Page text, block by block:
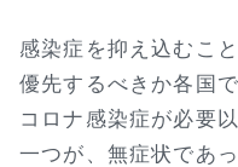
感染症を抑え込むこ
優先するべきか各国
コロナ感染症が必要
一つが、無症状であ